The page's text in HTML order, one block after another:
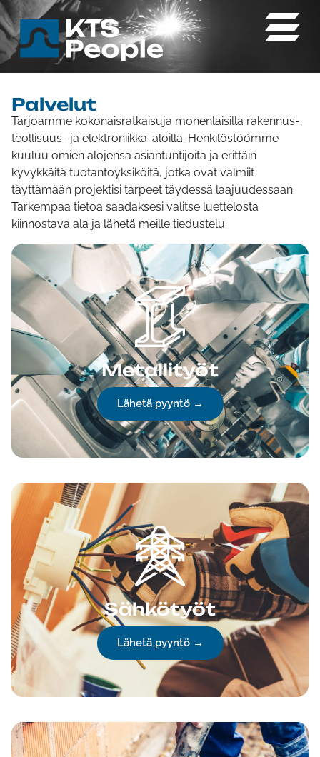
Palvelut
Tarjoamme kokonaisratkaisuja monenlaisilla rakennus-,
teollisuus- ja elektroniikka-aloilla. Henkilöstöömme
kuuluu omien alojensa asiantuntijoita ja erittäin
kyvykkäitä tuotantoyksiköitä, jotka ovat valmiit
täyttämään projektisi tarpeet täydessä laajuudessaan.
Tarkempaa tietoa saadaksesi valitse luettelosta
kiinnostava ala ja lähetä meille tiedustelu.
Metallityöt
Lähetä pyyntö →
Sähkötyöt
Lähetä pyyntö →